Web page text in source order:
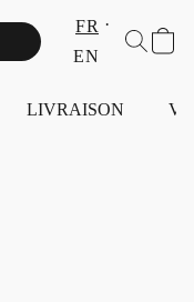
FR
EN
LIVRAISON